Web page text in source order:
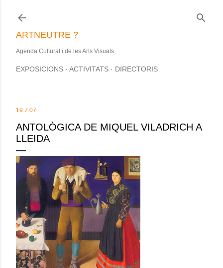
ARTNEUTRE ?
Agenda Cultural i de les Arts Visuals
EXPOSICIONS ACTIVITATS DIRECTORIS
19.7.07
ANTOLÒGICA DE MIQUEL VILADRICH A
LLEIDA